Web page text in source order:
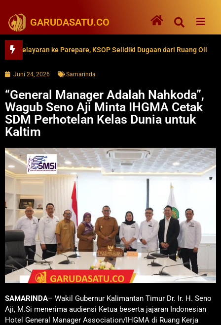
GARUDASATU.CO
ke Parepare, KSOP Selidiki Dugaan dari Ruang Oli
Juni 24, 2026 Samarinda
“General Manager Adalah Nahkoda”,
Wagub Seno Aji Minta IHGMA Cetak
SDM Perhotelan Kelas Dunia untuk
Kaltim
SAMARINDA– Wakil Gubernur Kalimantan Timur Dr. Ir. H. Seno
Aji, M.Si menerima audiensi Ketua beserta jajaran Indonesian
Hotel General Manager Association/IHGMA di Ruang Kerja